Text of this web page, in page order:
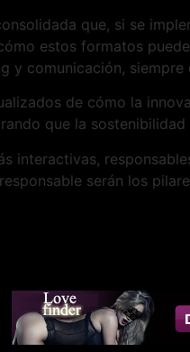
que, si se
estos formatos
y comunicación,
de cómo la
que la
interactivas,
serán los